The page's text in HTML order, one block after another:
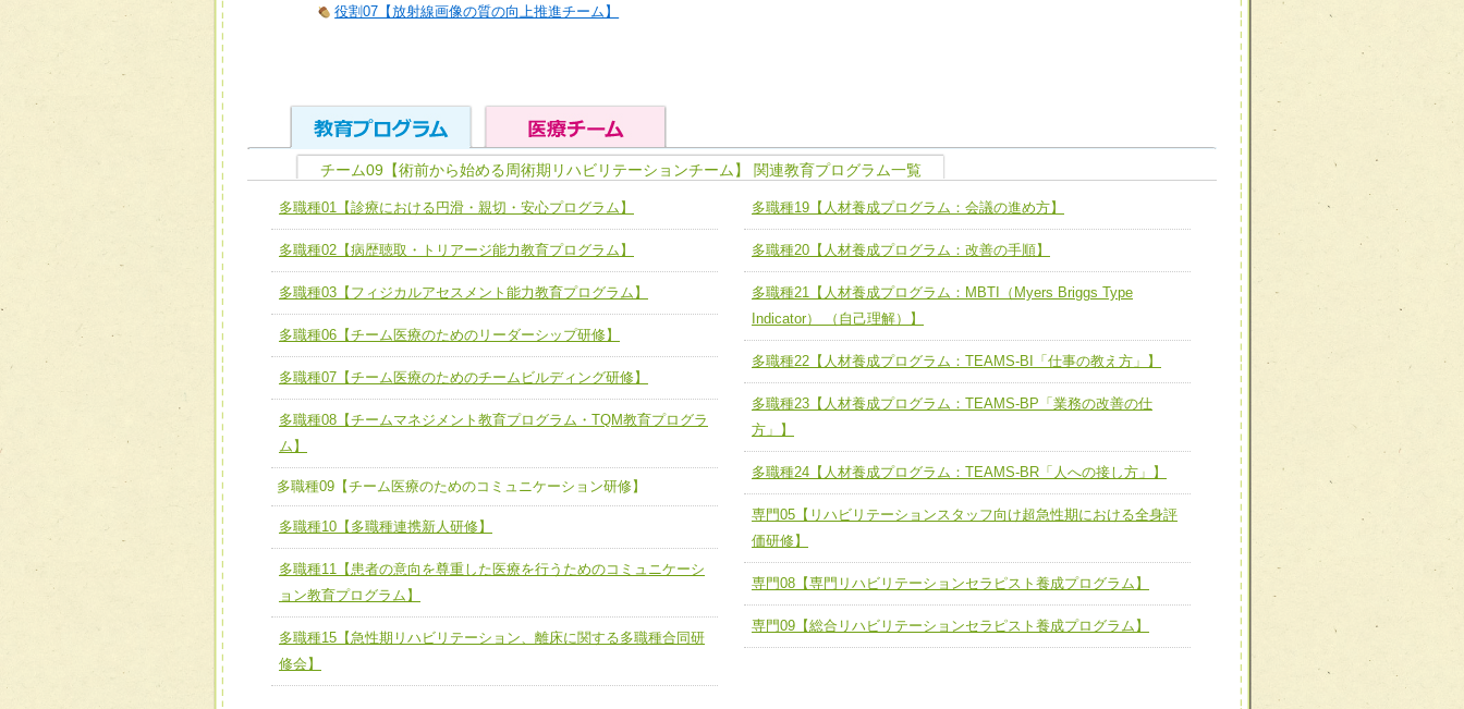
役割07【放射線画像の質の向上推進チーム】
ユニット１ 医療人としての基礎能力
全人的医療を実践する医療人として、必要な基礎能力を身につ
ける
ユニット２ チーム医療構成力
必要に応じて柔軟に医療チームを組織し、強調できる
ユニット３ 多職種連携力
他職種の視点とスキルを学び、相互理解と連携を深める
ユニット４ 専門能力拡大・向上
各職種のスキルを拡大・向上させ、新たな可能性を広げる
人材養成のためのマネジメントおよび効果的な指導ができる
チーム01【病院内横断的問題解決チーム】
チーム02【地域医療連携推進による高度医療を必要とする在
宅患者等支援チーム】
チーム03【癌患者服薬サポートチーム】
チーム04【口腔ケアチーム】
チーム05【せん妄対策チーム】
チーム07【病院職員に対する院内感染対策教育チーム】
チーム08【地域関係機関と連携した小児リハビリテーション
チーム09【術前から始める周術期リハビリテーションチー
ム】
チーム10【包括的リハビリテーションコンサルテーションチ
ーム】
チーム14【苦情・クレーム・暴力対応支援チーム】
チーム15【人材養成エキスパートチーム】
チーム16【放射線治療プロセス改善チーム】
チーム18【造血幹細胞移植チーム】
役割01【管理栄養士が中心となった患者のQOL向上チーム】
役割02【DPC検証チーム】
役割03【医療経済・制度サポートチーム】
役割04【薬剤師病棟常駐】
役割05【ソーシャルワーカー病棟担当制による患者・家族へ
の支援】
役割06【臨床検査技師を中心とした、患者満足度の高い臨床
チーム09【術前から始める周術期リハビリテーションチーム】 関連教育プログラム一覧
多職種01【診療における円滑・親切・安心プログラム】
多職種02【病歴聴取・トリアージ能力教育プログラム】
多職種03【フィジカルアセスメント能力教育プログラム】
多職種06【チーム医療のためのリーダーシップ研修】
多職種07【チーム医療のためのチームビルディング研修】
多職種08【チームマネジメント教育プログラム・TQM教育プログラ
ム】
多職種09【チーム医療のためのコミュニケーション研修】
多職種10【多職種連携新人研修】
多職種11【患者の意向を尊重した医療を行うためのコミュニケーシ
ョン教育プログラム】
多職種15【急性期リハビリテーション、離床に関する多職種合同研
修会】
多職種19【人材養成プログラム：会議の進め方】
多職種20【人材養成プログラム：改善の手順】
多職種21【人材養成プログラム：MBTI（Myers Briggs Type
Indicator） （自己理解）】
多職種22【人材養成プログラム：TEAMS-BI「仕事の教え方」】
多職種23【人材養成プログラム：TEAMS-BP「業務の改善の仕
方」】
多職種24【人材養成プログラム：TEAMS-BR「人への接し方」】
専門05【リハビリテーションスタッフ向け超急性期における全身評
価研修】
専門08【専門リハビリテーションセラピスト養成プログラム】
専門09【総合リハビリテーションセラピスト養成プログラム】